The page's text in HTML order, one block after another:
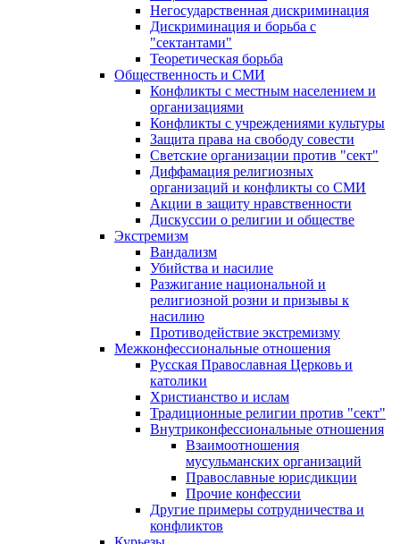
Негосударственная дискриминация
Дискриминация и борьба с
"сектантами"
Теоретическая борьба
Общественность и СМИ
Конфликты с местным населением и
организациями
Конфликты с учреждениями культуры
Защита права на свободу совести
Светские организации против "сект"
Диффамация религиозных
организаций и конфликты со СМИ
Акции в защиту нравственности
Дискуссии о религии и обществе
Экстремизм
Вандализм
Убийства и насилие
Разжигание национальной и
религиозной розни и призывы к
насилию
Противодействие экстремизму
Межконфессиональные отношения
Русская Православная Церковь и
католики
Христианство и ислам
Традиционные религии против "сект"
Внутриконфессиональные отношения
Взаимоотношения
мусульманских организаций
Православные юрисдикции
Прочие конфессии
Другие примеры сотрудничества и
конфликтов